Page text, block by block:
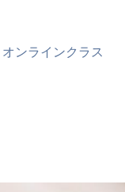
オンラインクラス